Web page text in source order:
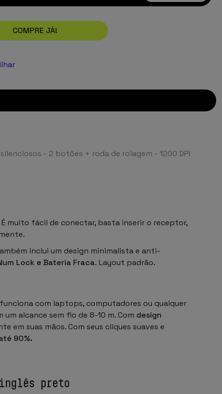
COMPRE JÁ!
- 2 botões + roda de rolagem - 1200 DPI
muito fácil de conectar, basta inserir o receptor,
inclui um design minimalista e anti-
Lock e Bateria Fraca. Layout padrão.
com laptops, computadores ou qualquer
alcance sem fio de 8-10 m. Com design
suas mãos. Com seus cliques suaves e
90%.
preto